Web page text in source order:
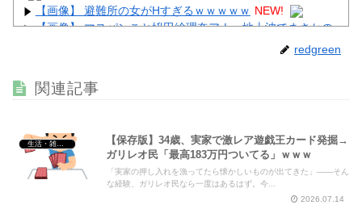
【画像】 避難所の女がHすぎるｗｗｗｗｗ NEW!
【画像】 マスパンこと枡田絵理奈アナ、地上波でまさかの
【画像】 渋谷のナイトプール、谷間とお尻のパラダイスだ
Powered by livedoor 相互RSS
redgreen
関連記事
生活・雑談・恋愛
【保存版】34歳、実家で激レア遊戯王カード発掘→
ガリレオ民「最高183万円ついてる」ｗｗｗ
「実家の押し入れを漁ってたら懐かしいものが出てきた」——そん
な経験、ガリレオ民なら一度はあるはず。今...
2026.07.14